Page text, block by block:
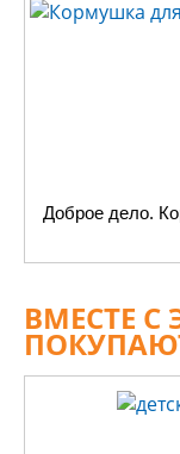
Доброе дело.
ВМЕСТЕ